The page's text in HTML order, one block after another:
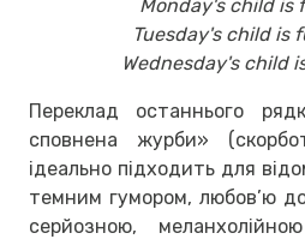
Monday's child is
Tuesday's child is
Wednesday's child
Переклад останнього
сповнена журби»
ідеально підходить для
темним гумором, любов’ю
серйозною,